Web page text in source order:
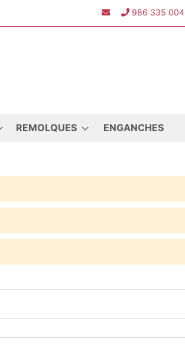
986 335 004
REMOLQUES ENGANCHES